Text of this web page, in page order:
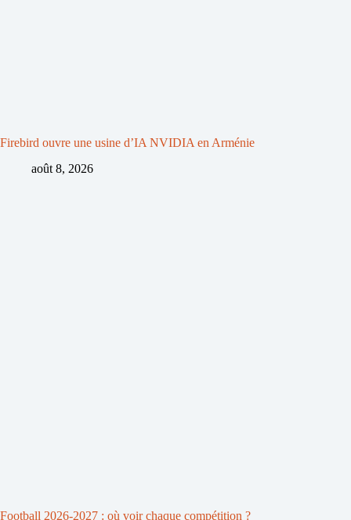
Firebird ouvre une usine d’IA NVIDIA en Arménie
août 8, 2026
Football 2026-2027 : où voir chaque compétition ?